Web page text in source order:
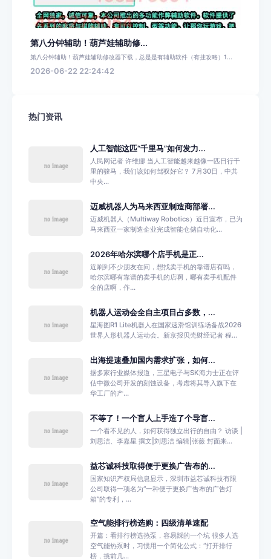
第八分钟辅助！葫芦娃辅助修...
第八分钟辅助！葫芦娃辅助修改器下载，总是是有辅助软件（有挂攻略）1...
2026-06-22 22:24:42
热门资讯
人工智能这匹“千里马”如何发力...
人民网记者 许维娜 当人工智能越来越像一匹日行千
里的骏马，我们该如何驾驭好它？ 7月30日，中共
中央...
迈威机器人为马来西亚制造商部署...
迈威机器人（Multiway Robotics）近日宣布，已为
马来西亚一家制造企业完成智能仓储自动化...
2026年哈尔滨哪个店手机是正...
近刷到不少朋友在问，想找卖手机的靠谱店有吗，
哈尔滨哪有靠谱的卖手机的店啊，哪有卖手机配件
全的店啊，作...
机器人运动会全自主项目占多数，...
星海图R1 Lite机器人在国家速滑馆训练场备战2026
世界人形机器人运动会。新京报贝壳财经记者 程...
出海提速叠加国内需求扩张，如何...
据多家行业媒体报道，三星电子与SK海力士正在评
估中微公司开发的刻蚀设备，考虑将其导入旗下在
华工厂的产...
不等了！一个盲人上手造了个导盲...
一个看不见的人，如何获得独立出行的自由？ 访谈 |
刘思洁、李嘉星 撰文|刘思洁 编辑|张薇 封面来...
益芯诚科技取得便于更换广告布的...
国家知识产权局信息显示，深圳市益芯诚科技有限
公司取得一项名为“一种便于更换广告布的广告灯
箱”的专利，...
空气能排行榜选购：四级清单速配
开篇：看排行榜选热泵，容易踩的一个坑 很多人选
空气能热泵时，习惯用一个简化公式：“打开排行
榜，挑前几...